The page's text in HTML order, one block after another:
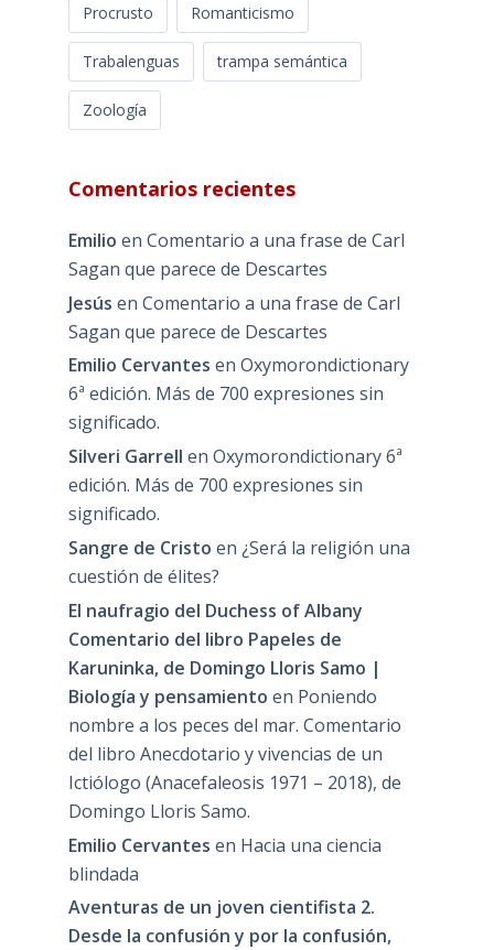
Procrusto Romanticismo
Trabalenguas trampa semántica
Zoología
Comentarios recientes
Emilio en Comentario a una frase de Carl
Sagan que parece de Descartes
Jesús en Comentario a una frase de Carl
Sagan que parece de Descartes
Emilio Cervantes en Oxymorondictionary
6ª edición. Más de 700 expresiones sin
significado.
Silveri Garrell en Oxymorondictionary 6ª
edición. Más de 700 expresiones sin
significado.
Sangre de Cristo en ¿Será la religión una
cuestión de élites?
El naufragio del Duchess of Albany
Comentario del libro Papeles de
Karuninka, de Domingo Lloris Samo |
Biología y pensamiento en Poniendo
nombre a los peces del mar. Comentario
del libro Anecdotario y vivencias de un
Ictiólogo (Anacefaleosis 1971 – 2018), de
Domingo Lloris Samo.
Emilio Cervantes en Hacia una ciencia
blindada
Aventuras de un joven cientifista 2.
Desde la confusión y por la confusión,